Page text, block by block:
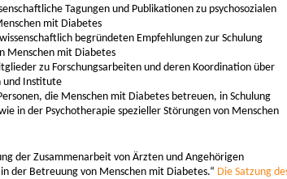
Tagungen und Publikationen zu psychosozialen
mit Diabetes
begründeten Empfehlungen zur Schulung
Menschen mit Diabetes
zu Forschungsarbeiten und deren Koordination über
und Institute
die Menschen mit Diabetes betreuen, in Schulung
in der Psychotherapie spezieller Störungen von Menschen
der Zusammenarbeit von Ärzten und Angehörigen
der Betreuung von Menschen mit Diabetes.“ Die Satzung